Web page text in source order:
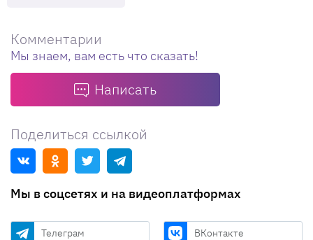
Комментарии
Мы знаем, вам есть что сказать!
Написать
Поделиться ссылкой
Мы в соцсетях и на видеоплатформах
Телеграм ВКонтакте